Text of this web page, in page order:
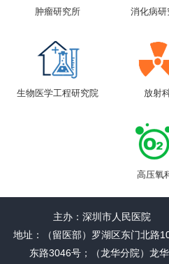
肿瘤研究所 消化病研
生物医学工程研究院 放射
高压氧
主办：深圳市人民医院
地址：（留医部）罗湖区东门北路
东路3046号；（龙华分院）龙